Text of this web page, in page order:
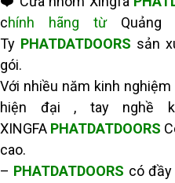
chính hãng từQuảng
Ty PHATDATDOORS sản
gói.
Với nhiều năm kinh
hiện đại , tay nghề
XINGFA PHATDATDOORS
cao.
– PHATDATDOORS có